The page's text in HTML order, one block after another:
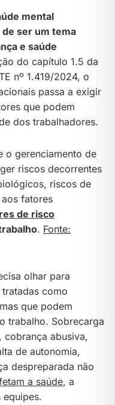
mental
ser um tema
e saúde
do capítulo 1.5 da
nº 1.419/2024, o
passa a exigir
que podem
dos trabalhadores.
o gerenciamento de
riscos decorrentes
riscos de
fatores
de risco
. Fonte:
olhar para
como
que podem
trabalho. Sobrecarga
cobrança abusiva,
de autonomia,
despreparada não
a saúde, a
equipes.